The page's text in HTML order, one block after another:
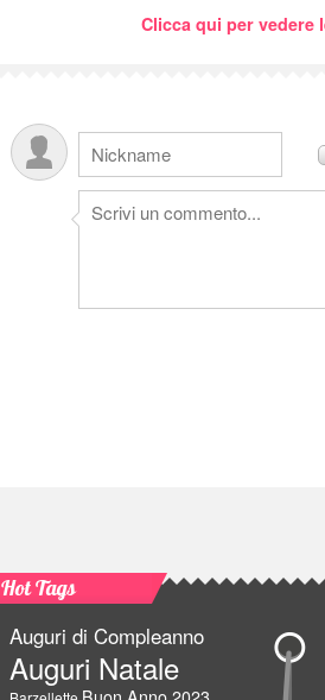
Clicca qui per vedere
Hot Tags
Auguri di Compleanno
Auguri Natale